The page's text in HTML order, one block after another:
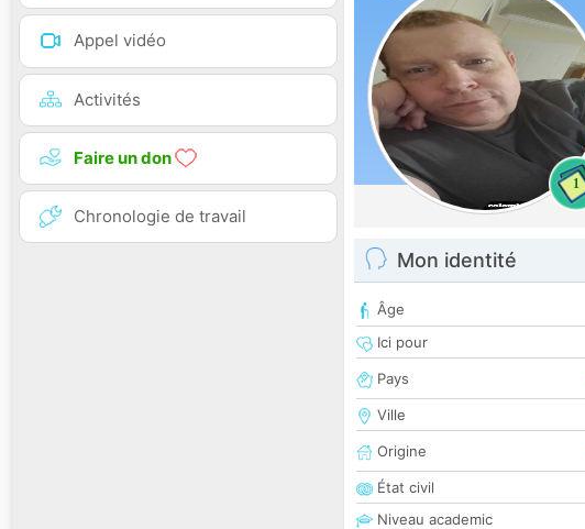
Appel vidéo
Activités
Faire un don
Chronologie de travail
1
Mon identité
Âge
Ici pour
Pays
Ville
Origine
État civil
Niveau academic